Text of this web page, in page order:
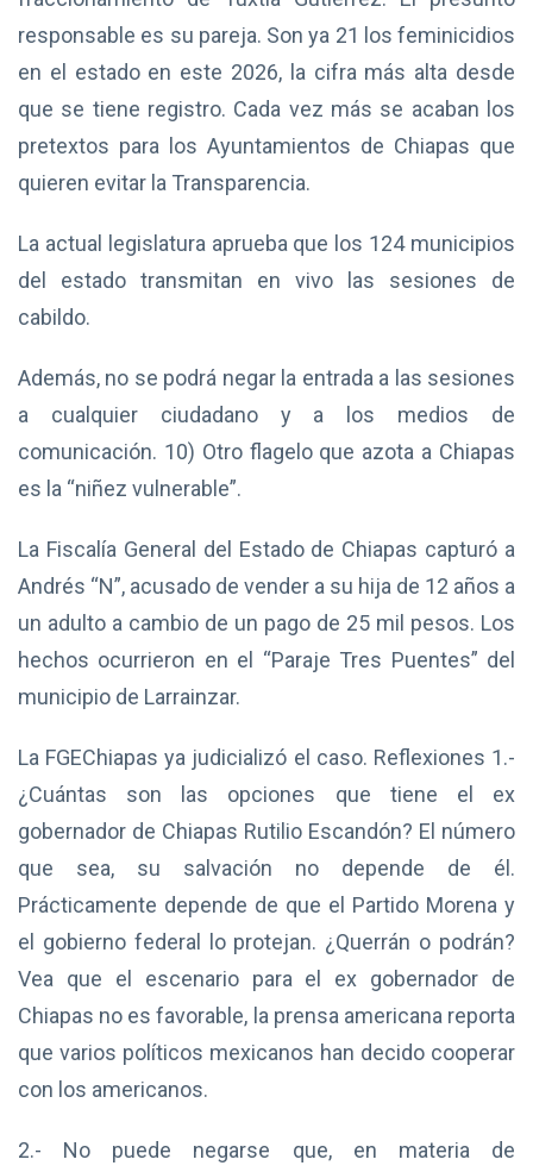
responsable es su pareja. Son ya 21 los feminicidios
en el estado en este 2026, la cifra más alta desde
que se tiene registro. Cada vez más se acaban los
pretextos para los Ayuntamientos de Chiapas que
quieren evitar la Transparencia.
La actual legislatura aprueba que los 124 municipios
del estado transmitan en vivo las sesiones de
cabildo.
Además, no se podrá negar la entrada a las sesiones
a cualquier ciudadano y a los medios de
comunicación. 10) Otro flagelo que azota a Chiapas
es la “niñez vulnerable”.
La Fiscalía General del Estado de Chiapas capturó a
Andrés “N”, acusado de vender a su hija de 12 años a
un adulto a cambio de un pago de 25 mil pesos. Los
hechos ocurrieron en el “Paraje Tres Puentes” del
municipio de Larrainzar.
La FGEChiapas ya judicializó el caso. Reflexiones 1.-
¿Cuántas son las opciones que tiene el ex
gobernador de Chiapas Rutilio Escandón? El número
que sea, su salvación no depende de él.
Prácticamente depende de que el Partido Morena y
el gobierno federal lo protejan. ¿Querrán o podrán?
Vea que el escenario para el ex gobernador de
Chiapas no es favorable, la prensa americana reporta
que varios políticos mexicanos han decido cooperar
con los americanos.
2.- No puede negarse que, en materia de